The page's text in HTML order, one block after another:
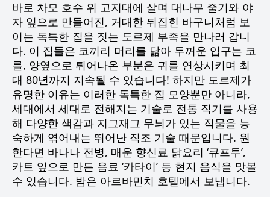
바로 차모 호수 위 고지대에 살며 대나무 줄기와 야
자 잎으로 만들어진, 거대한 뒤집힌 바구니처럼 보
이는 독특한 집을 짓는 도르제 부족을 만나러 갑니
다. 이 집들은 코끼리 머리를 닮아 두꺼운 입구는 코
를, 양옆으로 튀어나온 부분은 귀를 연상시키며 최
대 80년까지 지속될 수 있습니다! 하지만 도르제가
유명한 이유는 이러한 독특한 집 모양뿐만 아니라,
세대에서 세대로 전해지는 기술로 전통 직기를 사용
해 다양한 색감과 지그재그 무늬가 있는 직물을 능
숙하게 엮어내는 뛰어난 직조 기술 때문입니다. 원
한다면 바나나 전병, 매운 향신료 닭요리 ‘큐프투’,
카트 잎으로 만든 음료 ‘카타이’ 등 현지 음식을 맛볼
수 있습니다. 밤은 아르바민치 호텔에서 보냅니다.